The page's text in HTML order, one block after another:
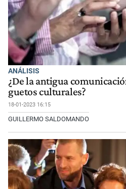
ANÁLISIS
¿De la antigua
guetos culturales?
18-01-2023 16:15
GUILLERMO SALDOMANDO